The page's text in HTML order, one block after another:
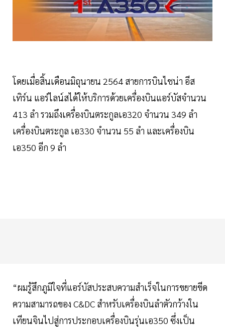
โดยเมื่อสิ้นเดือนมิถุนายน 2564 สายการบินไชน่า อีส
เทิร์น แอร์ไลน์สได้ให้บริการด้วยเครื่องบินแอร์บัสจำนวน
413 ลำ รวมถึงเครื่องบินตระกูลเอ320 จำนวน 349 ลำ
เครื่องบินตระกูล เอ330 จำนวน 55 ลำ และเครื่องบิน
เอ350 อีก 9 ลำ
“ผมรู้สึกภูมิใจที่แอร์บัสประสบความสำเร็จในการขยายขีด
ความสามารถของ C&DC สำหรับเครื่องบินลำตัวกว้างใน
เทียนจินไปสู่การประกอบเครื่องบินรุ่นเอ350 ซึ่งเป็น